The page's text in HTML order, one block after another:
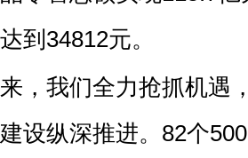
到34812元。
，我们全力抢抓机遇
设纵深推进。82个